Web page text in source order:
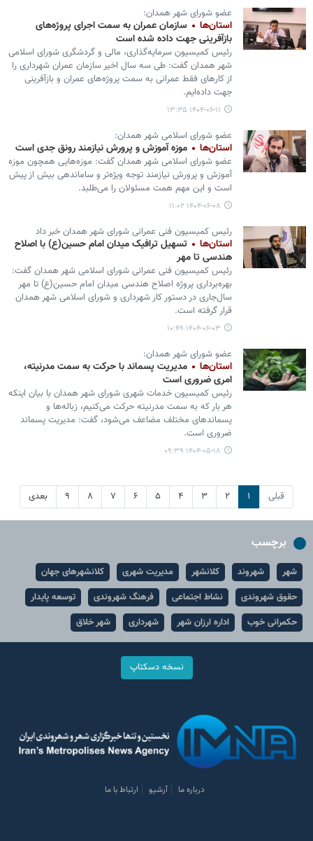
عضو شورای شهر همدان:
استان‌ها
سازمان عمران به سمت اجرای پروژه‌های
بازآفرینی جهت داده شده است
رئیس کمیسیون سرمایه‌گذاری، مالی و گردشگری شورای اسلامی
شهر همدان گفت: طی سه سال اخیر سازمان عمران شهرداری را
از کارهای فقط عمرانی به سمت پروژه‌های عمران و بازآفرینی
جهت داده‌ایم.
۱۴۰۴-۰۶-۱۱ ۱۳:۳۵
عضو شورای اسلامی شهر همدان:
استان‌ها موزه آموزش و پرورش نیازمند رونق جدی است
عضو شورای اسلامی شهر همدان گفت: موزه‌هایی همچون موزه
آموزش و پرورش نیازمند توجه ویژه‌تر و ساماندهی بیش از پیش
است و این مهم همت مسئولان را می‌طلبد.
۱۴۰۴-۰۶-۰۸ ۱۱:۰۲
رئیس کمیسیون فنی عمرانی شورای شهر همدان خبر داد
استان‌ها
تسهیل ترافیک میدان امام حسین(ع) با اصلاح
هندسی تا مهر
رئیس کمیسیون فنی عمرانی شورای اسلامی شهر همدان گفت:
بهره‌برداری پروژه اصلاح هندسی میدان امام حسین(ع) تا مهر
سال‌جاری در دستور کار شهرداری و شورای اسلامی شهر همدان
قرار گرفته است.
۱۴۰۴-۰۶-۰۳ ۱۰:۴۹
عضو شورای شهر همدان:
استان‌ها
مدیریت پسماند با حرکت به سمت مدرنیته،
امری ضروری است
رئیس کمیسیون خدمات شهری شورای شهر همدان با بیان اینکه
هر بار که به سمت مدرنیته حرکت می‌کنیم، زباله‌ها و
پسماندهای مختلف مضاعف می‌شود، گفت: مدیریت پسماند
ضروری است.
۱۴۰۴-۰۵-۱۸ ۰۹:۳۹
قبلی ۱ ۲ ۳ ۴ ۵ ۶ ۷ ۸ ۹ بعدی
برچسب
شهر شهروند کلانشهر مدیریت شهری
کلانشهرهای جهان
حقوق شهروندی
نشاط اجتماعی فرهنگ شهروندی
توسعه پایدار
حکمرانی خوب
اداره ارزان شهر شهرداری شهر خلاق
نسخه دسکتاپ
درباره ما آرشیو ارتباط با ما